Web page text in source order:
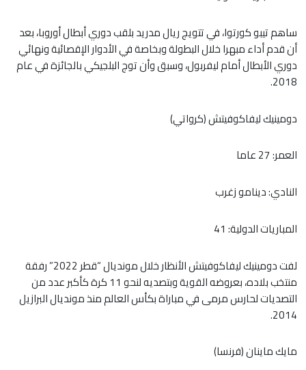
ساهم تيبو كورتوا، في تتويج ريال مدريد بلقب دوري أبطال أوروبا، بعد
أن قدم أداء مبهرا خلال البطولة وبخاصة في الأدوار الإقصائية ونهائي
دوري الأبطال أمام ليفربول، وسبق وأن توج البلجيكي بالجائزة في عام
2018.
دومينيك ليفاكوفيتش (كرواتي)
العمر: 27 عاما
النادي: دينامو زغرب
المباريات الدولية: 41
لفت دومينيك ليفاكوفيتش الأنظار خلال مونديال “قطر 2022” رفقة
منتخب بلاده، بعروضه القوية وبتصديه لنحو 11 كرة كأكبر عدد من
التصديات لحارس مرمى في مباراة بكأس العالم منذ مونديال البرازيل
2014.
​​​مايك ماينان (فرنسا)